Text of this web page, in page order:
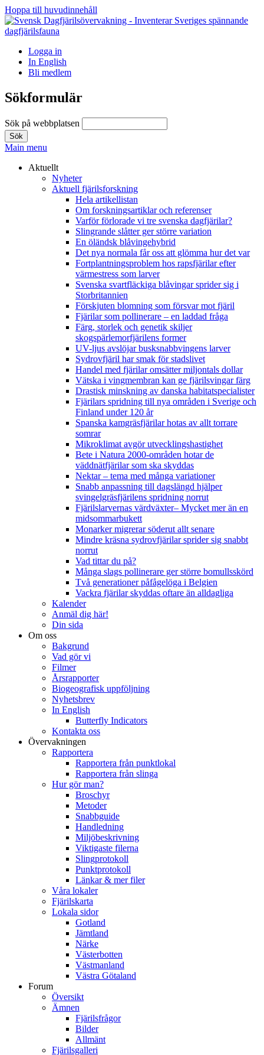
Hoppa till huvudinnehåll
Logga in
In English
Bli medlem
Sökformulär
Sök på webbplatsen
Main menu
Aktuellt
Nyheter
Aktuell fjärilsforskning
Hela artikellistan
Om forskningsartiklar och referenser
Varför förlorade vi tre svenska dagfjärilar?
Slingrande slåtter ger större variation
En öländsk blåvingehybrid
Det nya normala får oss att glömma hur det var
Fortplantningsproblem hos rapsfjärilar efter
värmestress som larver
Svenska svartfläckiga blåvingar sprider sig i
Storbritannien
Förskjuten blomning som försvar mot fjäril
Fjärilar som pollinerare – en laddad fråga
Färg, storlek och genetik skiljer
skogspärlemorfjärilens former
UV-ljus avslöjar busksnabbvingens larver
Sydrovfjäril har smak för stadslivet
Handel med fjärilar omsätter miljontals dollar
Vätska i vingmembran kan ge fjärilsvingar färg
Drastisk minskning av danska habitatspecialister
Fjärilars spridning till nya områden i Sverige och
Finland under 120 år
Spanska kamgräsfjärilar hotas av allt torrare
somrar
Mikroklimat avgör utvecklingshastighet
Bete i Natura 2000-områden hotar de
väddnätfjärilar som ska skyddas
Nektar – tema med många variationer
Snabb anpassning till dagslängd hjälper
svingelgräsfjärilens spridning norrut
Fjärilslarvernas värdväxter– Mycket mer än en
midsommarbukett
Monarker migrerar söderut allt senare
Mindre kräsna sydrovfjärilar sprider sig snabbt
norrut
Vad tittar du på?
Många slags pollinerare ger större bomullsskörd
Två generationer påfågelöga i Belgien
Vackra fjärilar skyddas oftare än alldagliga
Kalender
Anmäl dig här!
Din sida
Om oss
Bakgrund
Vad gör vi
Filmer
Årsrapporter
Biogeografisk uppföljning
Nyhetsbrev
In English
Butterfly Indicators
Kontakta oss
Övervakningen
Rapportera
Rapportera från punktlokal
Rapportera från slinga
Hur gör man?
Broschyr
Metoder
Snabbguide
Handledning
Miljöbeskrivning
Viktigaste filerna
Slingprotokoll
Punktprotokoll
Länkar & mer filer
Våra lokaler
Fjärilskarta
Lokala sidor
Gotland
Jämtland
Närke
Västerbotten
Västmanland
Västra Götaland
Forum
Översikt
Ämnen
Fjärilsfrågor
Bilder
Allmänt
Fjärilsgalleri